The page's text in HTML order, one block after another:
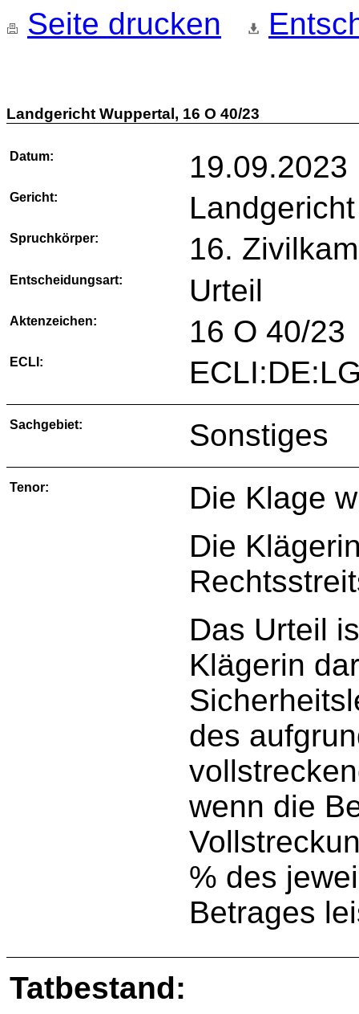
Seite drucken
Landgericht Wuppertal, 16 O 40/23
Datum: 19.09.2023
Gericht:
Spruchkörper: 16.
Entscheidungsart: Urteil
Aktenzeichen: 16 O 40/23
ECLI:
Sachgebiet: Sonstiges
Tenor:
Die Klage
Die
Das Urteil
Klägerin
des
wenn die
% des
Betrages
Tatbestand: